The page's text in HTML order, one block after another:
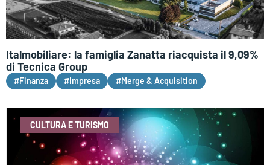
Italmobiliare: la famiglia Zanatta riacquista il 9,09%
di Tecnica Group
#Finanza #Impresa #Merge & Acquisition
CULTURA E TURISMO